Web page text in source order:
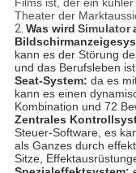
Films ist, der ein
Theater der
2. Was wird Simulator
kann es der Störung
und das Berufsleben
Seat-System: da es
kann es einen
Kombination und 72
Zentrales
Steuer-Software, es
als Ganzes durch
Sitze,